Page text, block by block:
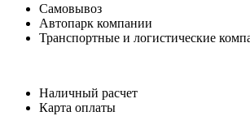
Самовывоз
Автопарк компании
Транспортные и логистические
Наличный расчет
Карта оплаты